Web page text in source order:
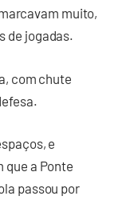
muito,
de jogadas.
com chute
e
que a Ponte
passou por